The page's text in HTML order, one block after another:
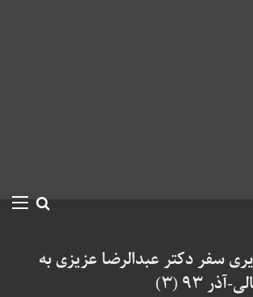
سفر دکتر عبدالرضا عزیزی به
۹۳ (۳)